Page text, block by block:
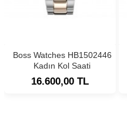
Boss Watches HB1502446
Kadın Kol Saati
16.600,00 TL